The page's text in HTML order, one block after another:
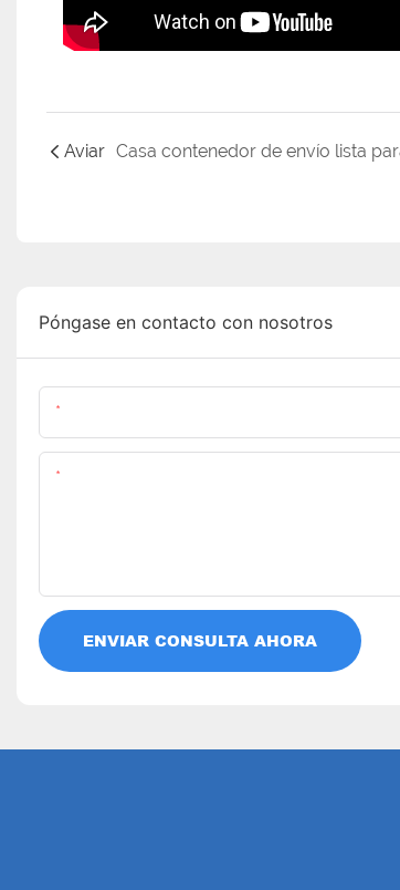
Aviar Casa contenedor de envío lista
Póngase en contacto con nosotros
ENVIAR CONSULTA AHORA